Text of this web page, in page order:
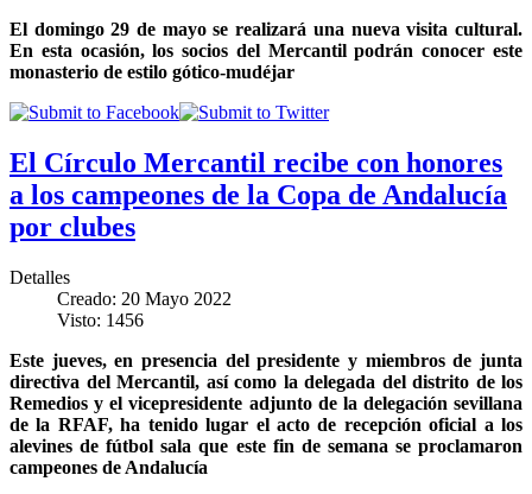
El domingo 29 de mayo se realizará una nueva visita cultural.
En esta ocasión, los socios del Mercantil podrán conocer este
monasterio de estilo gótico-mudéjar
El Círculo Mercantil recibe con honores
a los campeones de la Copa de Andalucía
por clubes
Detalles
Creado: 20 Mayo 2022
Visto: 1456
Este jueves, en presencia del presidente y miembros de junta
directiva del Mercantil, así como la delegada del distrito de los
Remedios y el vicepresidente adjunto de la delegación sevillana
de la RFAF, ha tenido lugar el acto de recepción oficial a los
alevines de fútbol sala que este fin de semana se proclamaron
campeones de Andalucía